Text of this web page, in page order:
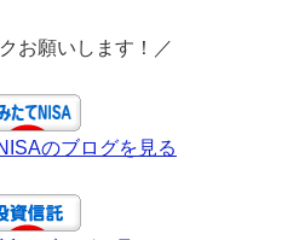
お願いします！／
のブログを見る